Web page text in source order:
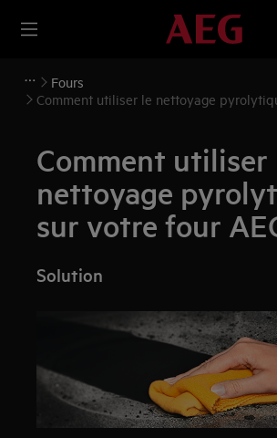
Fours
Comment utiliser le nettoyage
Comment utiliser
nettoyage
sur votre four
Solution